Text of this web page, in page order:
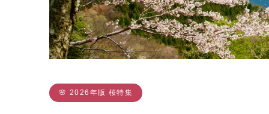
🌸 2026年版 桜特集